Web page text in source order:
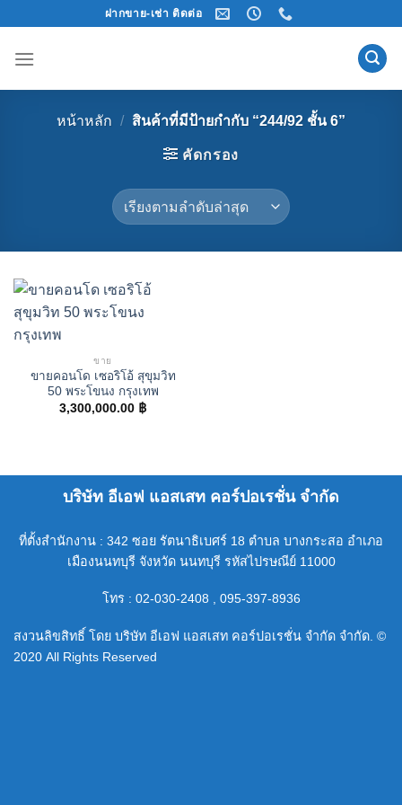
content
ฝากขาย-เช่า ติดต่อ
หน้าหลัก / สินค้าที่มีป้ายกำกับ “244/92 ชั้น 6”
คัดกรอง
ขาย
ขายคอนโด เซอริโอ้ สุขุมวิท
50 พระโขนง กรุงเทพ
3,300,000.00 ฿
บริษัท อีเอฟ แอสเสท คอร์ปอเรชั่น จำกัด
ที่ตั้งสำนักงาน : 342 ซอย รัตนาธิเบศร์ 18 ตำบล บางกระสอ อำเภอ
เมืองนนทบุรี จังหวัด นนทบุรี รหัสไปรษณีย์ 11000
โทร : 02-030-2408 , 095-397-8936
สงวนลิขสิทธิ์ โดย บริษัท อีเอฟ แอสเสท คอร์ปอเรชั่น จำกัด จำกัด. ©
2020 All Rights Reserved